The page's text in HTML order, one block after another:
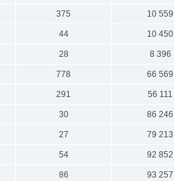
375 10 559
44 10 450
28 8 396
778 66 569
291 56 111
30 86 246
27 79 213
54 92 852
86 93 257